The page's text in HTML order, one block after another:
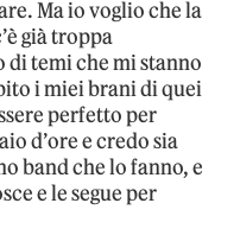
Ma io voglio che la
già troppa
temi che mi stanno
i miei brani di quei
perfetto per
d’ore e credo sia
band che lo fanno, e
e le segue per